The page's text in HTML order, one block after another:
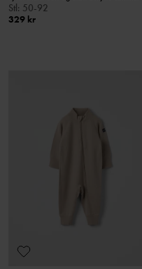
Stl : 50-92
329 kr